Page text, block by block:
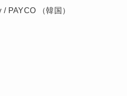
PAYCO （韓国）